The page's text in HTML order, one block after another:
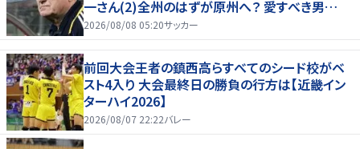
一さん(2)全州のはずが原州へ？ 愛すべき男
の“大迷子”伝説
2026/08/08 05:20サッカー
前回大会王者の鎮西高らすべてのシード校がベ
スト4入り 大会最終日の勝負の行方は【近畿イン
ターハイ2026】
2026/08/07 22:22バレー